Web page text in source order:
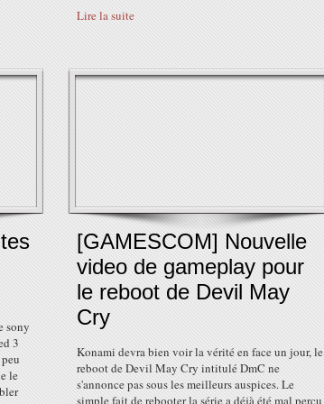
Lire la suite
sony
3
le
[GAMESCOM] Nouvelle
video de gameplay pour
le reboot de Devil May
Cry
Konami devra bien voir la vérité en face un jour, le
reboot de Devil May Cry intitulé DmC ne
s'annonce pas sous les meilleurs auspices. Le
simple fait de rebooter la série a déjà été mal perçu